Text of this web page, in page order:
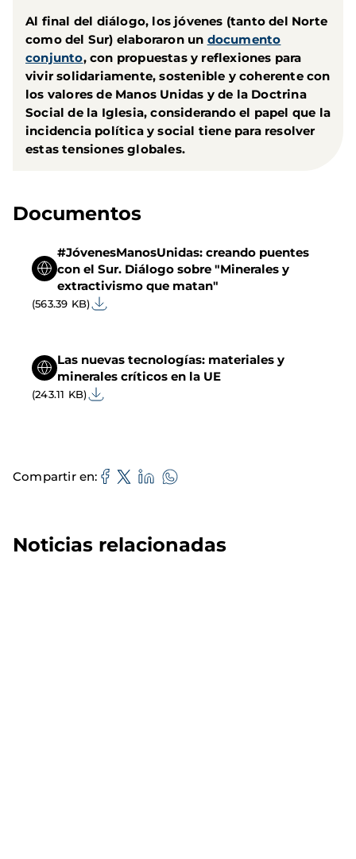
Al final del diálogo, los jóvenes (tanto del Norte
como del Sur) elaboraron un documento
conjunto, con propuestas y reflexiones para
vivir solidariamente, sostenible y coherente con
los valores de Manos Unidas y de la Doctrina
Social de la Iglesia, considerando el papel que la
incidencia política y social tiene para resolver
estas tensiones globales.
Documentos
#JóvenesManosUnidas: creando puentes
con el Sur. Diálogo sobre "Minerales y
extractivismo que matan"
(563.39 KB)
Las nuevas tecnologías: materiales y
minerales críticos en la UE
(243.11 KB)
Compartir en
Noticias relacionadas